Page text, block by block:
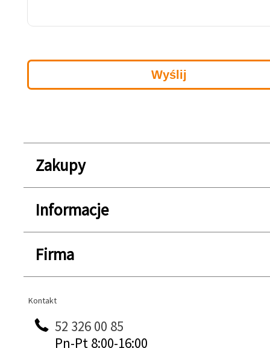
Zakupy
Informacje
Firma
Kontakt
Kontakt
52 326 00 85
Pn-Pt 8:00-16:00